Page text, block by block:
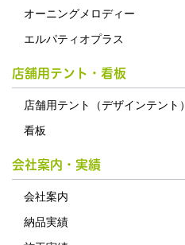
オーニングメロディー
エルパティオプラス
店舗用テント・看板
店舗用テント（デザインテント）
看板
会社案内・実績
会社案内
納品実績